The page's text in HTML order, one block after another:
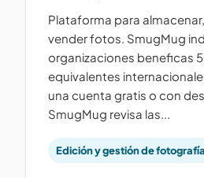
Plataforma para
vender fotos. SmugMug
organizaciones beneficas
equivalentes
una cuenta gratis o con
SmugMug revisa las...
Edición y gestión de